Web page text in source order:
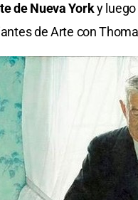
de Nueva Yorky
de Arte con